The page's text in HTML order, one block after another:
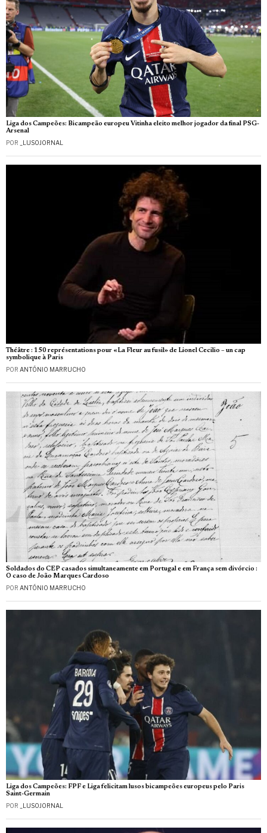
Liga dos Campeões: Bicampeão europeu Vitinha eleito melhor jogador da final PSG-
Arsenal
POR _LUSOJORNAL
Théâtre : 150 représentations pour «La Fleur au fusil» de Lionel Cecilio – un cap
symbolique à Paris
POR ANTÓNIO MARRUCHO
Soldados do CEP casados simultaneamente em Portugal e em França sem divórcio :
O caso de João Marques Cardoso
POR ANTÓNIO MARRUCHO
Liga dos Campeões: FPF e Liga felicitam lusos bicampeões europeus pelo Paris
Saint-Germain
POR _LUSOJORNAL